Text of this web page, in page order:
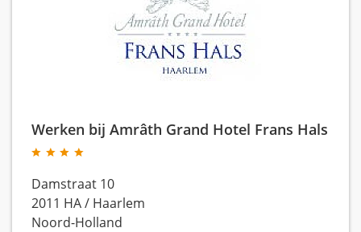
Werken bij Amrâth Grand Hotel Frans Hals
Damstraat 10
2011 HA/ Haarlem
Noord-Holland